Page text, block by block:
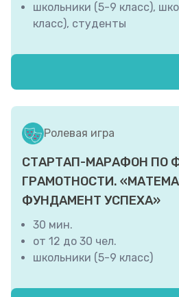
школьники (5-9 класс),
класс), студенты
Отделение Банка России
области, РЦФГ Брянской
Ролевая игра
СТАРТАП-МАРАФОН ПО
ГРАМОТНОСТИ.
ФУНДАМЕНТ УСПЕХА»
30 мин.
от 12 до 30 чел.
школьники (5-9 класс)